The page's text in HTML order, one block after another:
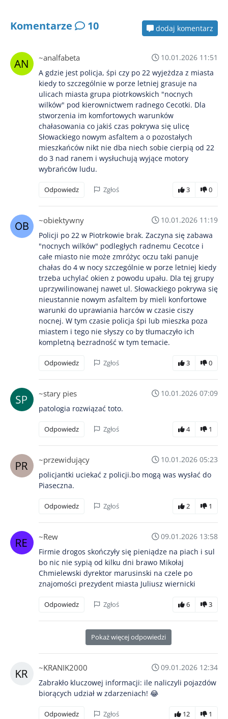
Komentarze 10 dodaj komentarz
~analfabeta
10.01.2026 11:51
A gdzie jest policja, śpi czy po 22 wyjeżdza z miasta
kiedy to szczególnie w porze letniej grasuje na
ulicach miasta grupa piotrkowskich "nocnych
wilków" pod kierownictwem radnego Cecotki. Dla
stworzenia im komfortowych warunków
chałasowania co jakiś czas pokrywa się ulicę
Słowackiego nowym asfaltem a o pozostałych
mieszkańców nikt nie dba niech sobie cierpią od 22
do 3 nad ranem i wysłuchują wyjące motory
wybrańców ludu.
Odpowiedz Zgłoś 3 0
~obiektywny
10.01.2026 11:19
Policji po 22 w Piotrkowie brak. Zaczyna się zabawa
"nocnych wilków" podległych radnemu Cecotce i
całe miasto nie może zmróżyc oczu taki panuje
chałas do 4 w nocy szczególnie w porze letniej kiedy
trzeba uchylać okien z powodu upału. Dla tej grupy
uprzywilinowanej nawet ul. Słowackiego pokrywa się
nieustannie nowym asfaltem by mieli konfortowe
warunki do uprawiania harców w czasie ciszy
nocnej. W tym czasie policja śpi lub mieszka poza
miastem i tego nie słyszy co by tłumaczyło ich
kompletną bezradność w tym temacie.
Odpowiedz Zgłoś 3 0
~stary pies
10.01.2026 07:09
patologia rozwiązać toto.
Odpowiedz Zgłoś 4 1
~przewidujący
10.01.2026 05:23
policjantki uciekać z policji.bo mogą was wysłać do
Piaseczna.
Odpowiedz Zgłoś 2 1
~Rew
09.01.2026 13:58
Firmie drogos skończyły się pieniądze na piach i sul
bo nic nie sypią od kilku dni brawo Mikołaj
Chmielewski dyrektor marusinski na czele po
znajomości prezydent miasta Juliusz wiernicki
Odpowiedz Zgłoś 6 3
Pokaż więcej odpowiedzi
~KRANIK2000
09.01.2026 12:34
Zabrakło kluczowej informacji: ile naliczyli pojazdów
biorących udział w zdarzeniach! 😂
Odpowiedz Zgłoś 12 1